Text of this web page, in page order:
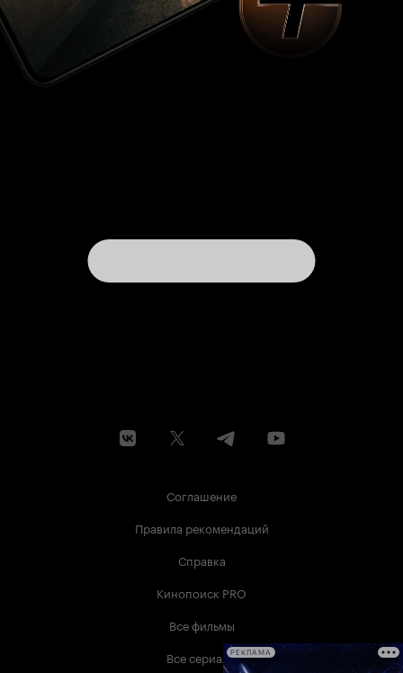
Соглашение
Правила рекомендаций
Справка
Кинопоиск PRO
Все фильмы
Все сериалыРЕКЛАМА